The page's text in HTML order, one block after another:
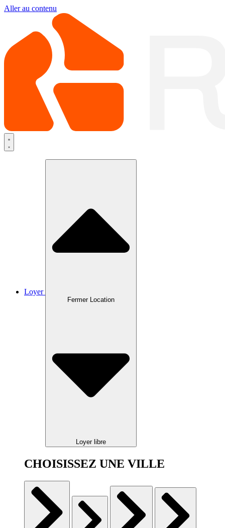
Aller au contenu
Loyer
Fermer Location
Loyer libre
CHOISISSEZ UNE VILLE